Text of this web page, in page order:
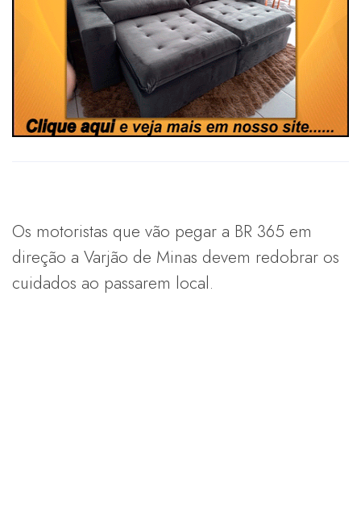
Os motoristas que vão pegar a BR 365 em
direção a Varjão de Minas devem redobrar os
cuidados ao passarem local.